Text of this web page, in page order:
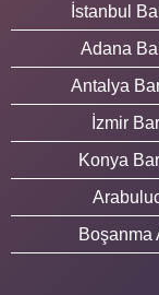
İstanbul
Adana
Antalya
İzmir
Konya
Boşanma